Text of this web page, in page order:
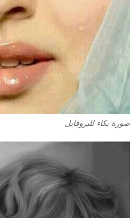
صورة بكاء للبروفايل